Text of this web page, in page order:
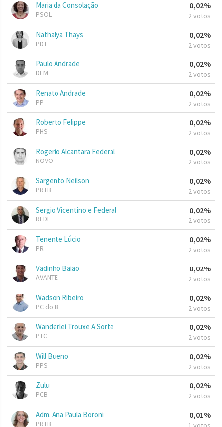
Maria da Consolação
PSOL
0,02%
2 votos
Nathalya Thays
PDT
0,02%
2 votos
Paulo Andrade
DEM
0,02%
2 votos
Renato Andrade
PP
0,02%
2 votos
Roberto Felippe
PHS
0,02%
2 votos
Rogerio Alcantara Federal
NOVO
0,02%
2 votos
Sargento Neilson
PRTB
0,02%
2 votos
Sergio Vicentino e Federal
REDE
0,02%
2 votos
Tenente Lúcio
PR
0,02%
2 votos
Vadinho Baiao
AVANTE
0,02%
2 votos
Wadson Ribeiro
PC do B
0,02%
2 votos
Wanderlei Trouxe A Sorte
PTC
0,02%
2 votos
Will Bueno
PPS
0,02%
2 votos
Zulu
PCB
0,02%
2 votos
Adm. Ana Paula Boroni
PRTB
0,01%
1 votos